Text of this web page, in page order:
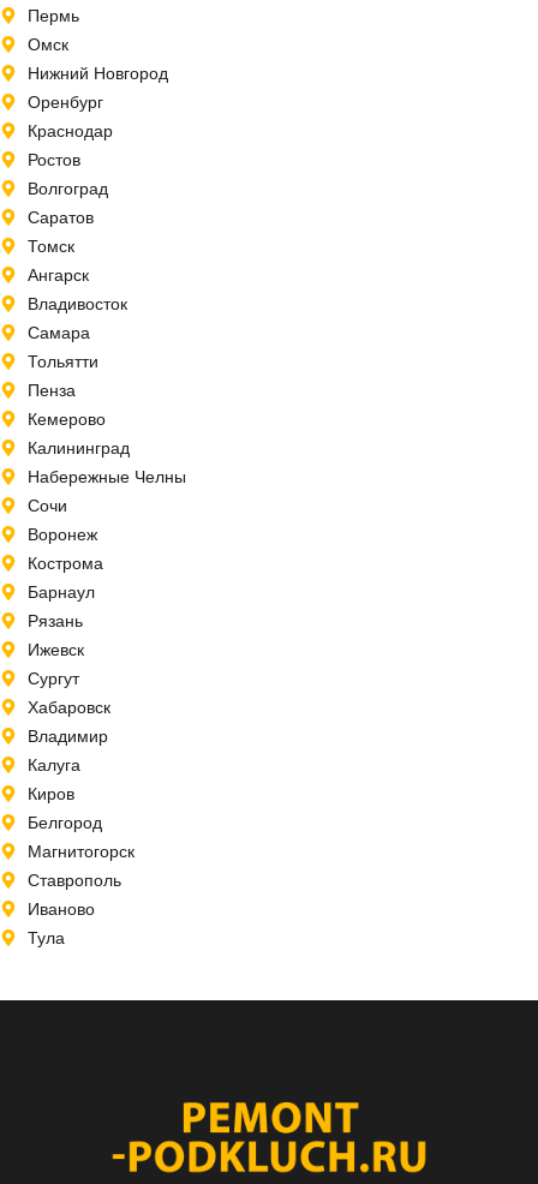
Пермь
Омск
Нижний Новгород
Оренбург
Краснодар
Ростов
Волгоград
Саратов
Томск
Ангарск
Владивосток
Самара
Тольятти
Пенза
Кемерово
Калининград
Набережные Челны
Сочи
Воронеж
Кострома
Барнаул
Рязань
Ижевск
Сургут
Хабаровск
Владимир
Калуга
Киров
Белгород
Магнитогорск
Ставрополь
Иваново
Тула